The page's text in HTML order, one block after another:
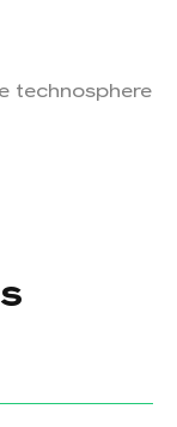
technosphere